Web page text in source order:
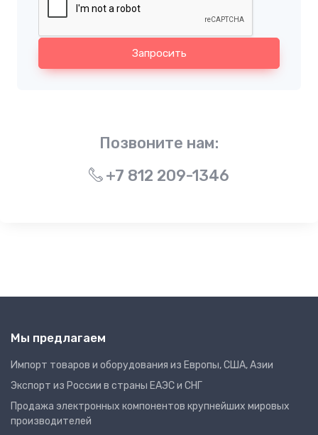
Запросить
Позвоните нам:
+7 812 209-1346
Мы предлагаем
Импорт товаров и оборудования из Европы, США, Азии
Экспорт из России в страны ЕАЭС и СНГ
Продажа электронных компонентов крупнейших мировых
производителей